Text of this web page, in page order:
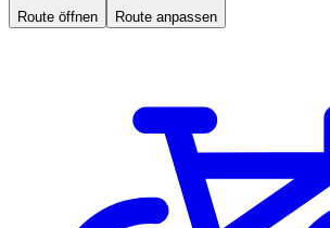
Route öffnen Route anpassen